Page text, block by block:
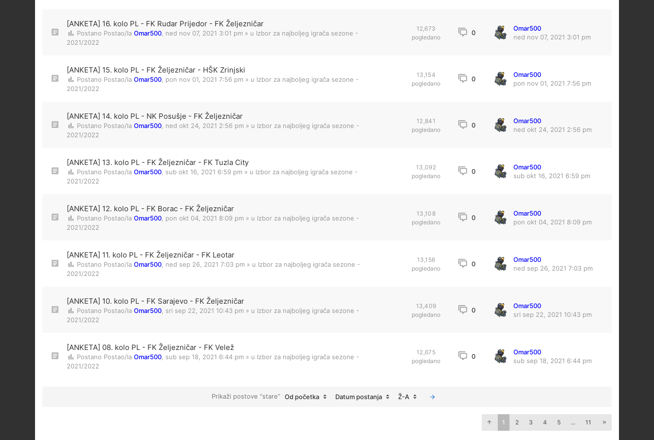
[ANKETA] 16. kolo PL - FK Rudar Prijedor - FK Željezničar
Postano Postao/la Omar500 ned nov 07, 2021 3:01 pm » u Izbor za najboljeg igrača sezone -
2021/2022
12,673
pogledano
0
Omar500
ned nov 07, 2021 3:01 pm
[ANKETA] 15. kolo PL - FK Željezničar - HŠK Zrinjski
Postano Postao/la Omar500 pon nov 01, 2021 7:56 pm » u Izbor za najboljeg igrača sezone -
2021/2022
13,154
pogledano
0
Omar500
pon nov 01, 2021 7:56 pm
[ANKETA] 14. kolo PL - NK Posušje - FK Željezničar
Postano Postao/la Omar500 ned okt 24, 2021 2:56 pm » u Izbor za najboljeg igrača sezone -
2021/2022
12,841
pogledano
0
Omar500
ned okt 24, 2021 2:56 pm
[ANKETA] 13. kolo PL - FK Željezničar - FK Tuzla City
Postano Postao/la Omar500 sub okt 16, 2021 6:59 pm » u Izbor za najboljeg igrača sezone -
2021/2022
13,092
pogledano
0
Omar500
sub okt 16, 2021 6:59 pm
[ANKETA] 12. kolo PL - FK Borac - FK Željezničar
Postano Postao/la Omar500 pon okt 04, 2021 8:09 pm » u Izbor za najboljeg igrača sezone -
2021/2022
13,108
pogledano
0
Omar500
pon okt 04, 2021 8:09 pm
[ANKETA] 11. kolo PL - FK Željezničar - FK Leotar
Postano Postao/la Omar500 ned sep 26, 2021 7:03 pm » u Izbor za najboljeg igrača sezone -
2021/2022
13,156
pogledano
0
Omar500
ned sep 26, 2021 7:03 pm
[ANKETA] 10. kolo PL - FK Sarajevo - FK Željezničar
Postano Postao/la Omar500 sri sep 22, 2021 10:43 pm » u Izbor za najboljeg igrača sezone -
2021/2022
13,409
pogledano
0
Omar500
sri sep 22, 2021 10:43 pm
[ANKETA] 08. kolo PL - FK Željezničar - FK Velež
Postano Postao/la Omar500 sub sep 18, 2021 6:44 pm » u Izbor za najboljeg igrača sezone -
2021/2022
12,675
pogledano
0
Omar500
sub sep 18, 2021 6:44 pm
Prikaži postove “stare” Od početka Datum postanja Ž-A
1 2 3 4 5 ... 11